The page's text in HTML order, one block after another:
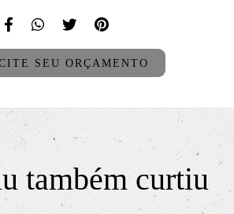
SEU ORÇAMENTO
também curtiu